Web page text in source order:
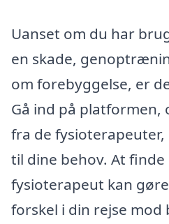
Uanset om du har
en skade,
om forebyggelse, er
Gå ind på platformen,
fra de fysioterapeuter,
til dine behov. At
fysioterapeut kan
forskel i din rejse mod